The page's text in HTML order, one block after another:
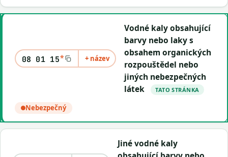
08 01 15* + název
Vodné kaly obsahující
barvy nebo laky s
obsahem organických
rozpouštědel nebo
jiných nebezpečných
látek
TATO STRÁNKA
Nebezpečný
Jiné vodné kaly